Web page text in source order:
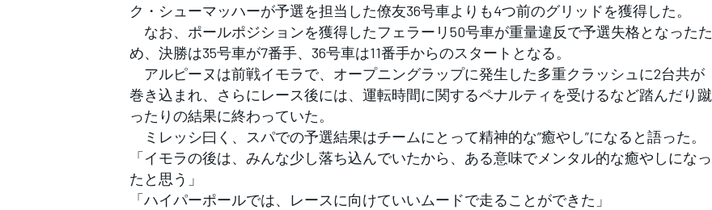
フォーミュラE
ク・シューマッハーが予選を担当した僚友36号車よりも4つ前のグリッドを獲得した。
なお、ポールポジションを獲得したフェラーリ50号車が重量違反で予選失格となったた
め、決勝は35号車が7番手、36号車は11番手からのスタートとなる。
アルピーヌは前戦イモラで、オープニングラップに発生した多重クラッシュに2台共が
巻き込まれ、さらにレース後には、運転時間に関するペナルティを受けるなど踏んだり蹴
ったりの結果に終わっていた。
ミレッシ曰く、スパでの予選結果はチームにとって精神的な”癒やし”になると語った。
「イモラの後は、みんな少し落ち込んでいたから、ある意味でメンタル的な癒やしになっ
たと思う」
「ハイパーポールでは、レースに向けていいムードで走ることができた」